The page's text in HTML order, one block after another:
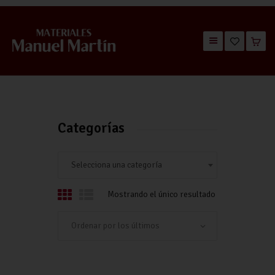
QUIÉNES SOMOS
Mostrando el único resultado
Categorías
Selecciona una categoría